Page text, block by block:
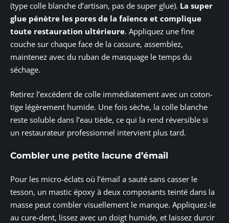
(type colle blanche d’artisan, pas de super glue). La super
glue pénètre les pores de la faïence et complique
toute restauration ultérieure. Appliquez une fine
couche sur chaque face de la cassure, assemblez,
maintenez avec du ruban de masquage le temps du
séchage.
Retirez l’excédent de colle immédiatement avec un coton-
tige légèrement humide. Une fois sèche, la colle blanche
reste soluble dans l’eau tiède, ce qui la rend réversible si
un restaurateur professionnel intervient plus tard.
Combler une petite lacune d’émail
Pour les micro-éclats où l’émail a sauté sans casser le
tesson, un mastic époxy à deux composants teinté dans la
masse peut combler visuellement le manque. Appliquez-le
au cure-dent, lissez avec un doigt humide, et laissez durcir